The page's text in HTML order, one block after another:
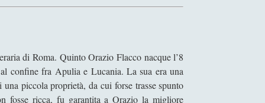
di Roma. Quinto Orazio Flacco nacque l’8
confine fra Apulia e Lucania. La sua era una
piccola proprietà, da cui forse trasse spunto
fosse ricca, fu garantita a Orazio la migliore